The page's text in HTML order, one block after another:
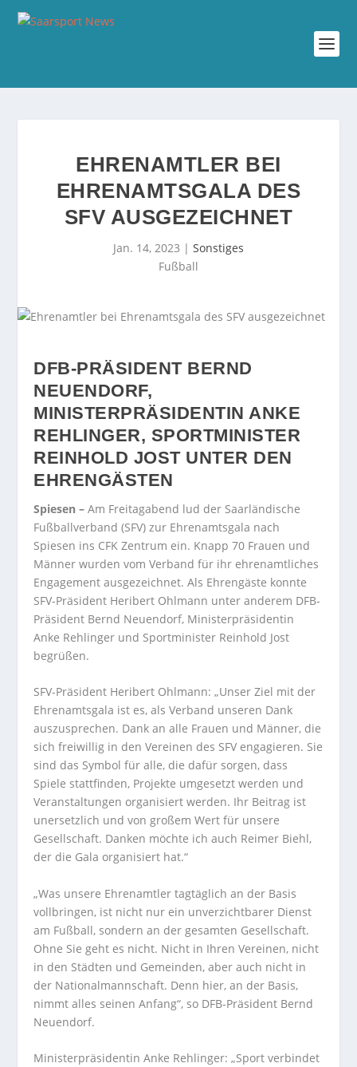
EHRENAMTLER BEI
EHRENAMTSGALA DES
SFV AUSGEZEICHNET
Jan. 14, 2023 | Sonstiges
Fußball
DFB-PRÄSIDENT BERND
NEUENDORF,
MINISTERPRÄSIDENTIN ANKE
REHLINGER, SPORTMINISTER
REINHOLD JOST UNTER DEN
EHRENGÄSTEN
Spiesen –Am Freitagabend lud der Saarländische
Fußballverband (SFV) zur Ehrenamtsgala nach
Spiesen ins CFK Zentrum ein. Knapp 70 Frauen und
Männer wurden vom Verband für ihr ehrenamtliches
Engagement ausgezeichnet. Als Ehrengäste konnte
SFV-Präsident Heribert Ohlmann unter anderem DFB-
Präsident Bernd Neuendorf, Ministerpräsidentin
Anke Rehlinger und Sportminister Reinhold Jost
begrüßen.
SFV-Präsident Heribert Ohlmann: „Unser Ziel mit der
Ehrenamtsgala ist es, als Verband unseren Dank
auszusprechen. Dank an alle Frauen und Männer, die
sich freiwillig in den Vereinen des SFV engagieren. Sie
sind das Symbol für alle, die dafür sorgen, dass
Spiele stattfinden, Projekte umgesetzt werden und
Veranstaltungen organisiert werden. Ihr Beitrag ist
unersetzlich und von großem Wert für unsere
Gesellschaft. Danken möchte ich auch Reimer Biehl,
der die Gala organisiert hat.“
„Was unsere Ehrenamtler tagtäglich an der Basis
vollbringen, ist nicht nur ein unverzichtbarer Dienst
am Fußball, sondern an der gesamten Gesellschaft.
Ohne Sie geht es nicht. Nicht in Ihren Vereinen, nicht
in den Städten und Gemeinden, aber auch nicht in
der Nationalmannschaft. Denn hier, an der Basis,
nimmt alles seinen Anfang“, so DFB-Präsident Bernd
Neuendorf.
Ministerpräsidentin Anke Rehlinger: „Sport verbindet